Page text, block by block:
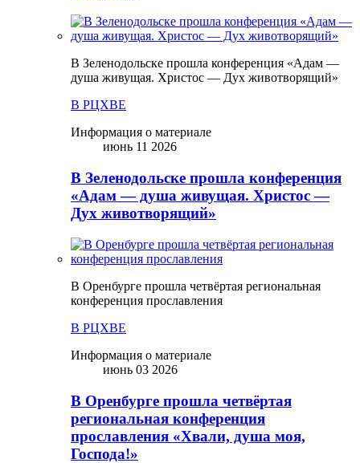
В Зеленодольске прошла конференция «Адам —
душа живущая. Христос — Дух животворящий»
В РЦХВЕ
Информация о материале
июнь 11 2026
В Зеленодольске прошла конференция
«Адам — душа живущая. Христос —
Дух животворящий»
В Оренбурге прошла четвёртая региональная
конференция прославления
В РЦХВЕ
Информация о материале
июнь 03 2026
В Оренбурге прошла четвёртая
региональная конференция
прославления «Хвали, душа моя,
Господа!»